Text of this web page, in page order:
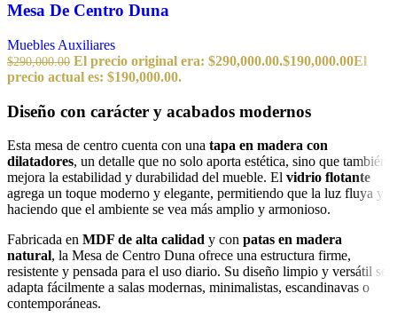
Mesa De Centro Duna
Muebles Auxiliares
$290,000.00 El precio original era: $290,000.00.$190,000.00El
precio actual es: $190,000.00.
Diseño con carácter y acabados modernos
Esta mesa de centro cuenta con una tapa en madera con
dilatadores, un detalle que no solo aporta estética, sino que también
mejora la estabilidad y durabilidad del mueble. El vidrio flotante
agrega un toque moderno y elegante, permitiendo que la luz fluya y
haciendo que el ambiente se vea más amplio y armonioso.
Fabricada en MDF de alta calidad y con patas en madera
natural, la Mesa de Centro Duna ofrece una estructura firme,
resistente y pensada para el uso diario. Su diseño limpio y versátil se
adapta fácilmente a salas modernas, minimalistas, escandinavas o
contemporáneas.